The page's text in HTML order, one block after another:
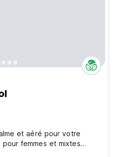
et aéré pour votre
femmes et mixtes